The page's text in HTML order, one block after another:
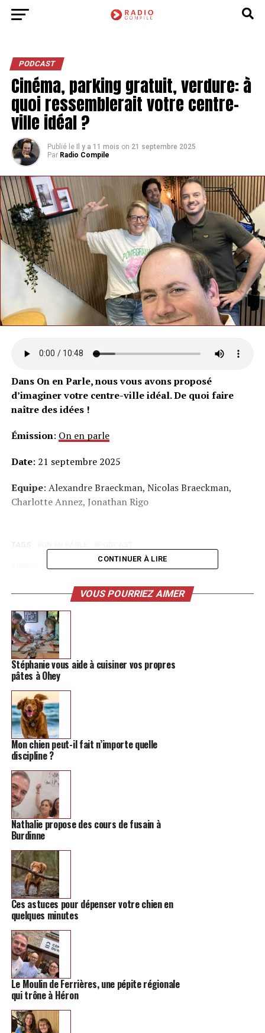
PODCAST
Cinéma, parking gratuit, verdure: à
quoi ressemblerait votre centre-
ville idéal ?
Publié le Il y a 11 mois on 21 septembre 2025
Par Radio Compile
Dans On en Parle, nous vous avons proposé
d’imaginer votre centre-ville idéal. De quoi faire
naître des idées !
Émission: On en parle
Date: 21 septembre 2025
Equipe: Alexandre Braeckman, Nicolas Braeckman,
Charlotte Annez, Jonathan Rigo
Jeunes de Hannut
NE MANQUEZ PAS
Deux journées pour combattre le stress à Hannut
CONTINUER À LIRE
VOUS POURRIEZ AIMER
Stéphanie vous aide à cuisiner vos propres
pâtes à Ohey
Mon chien peut-il fait n’importe quelle
discipline ?
Nathalie propose des cours de fusain à
Burdinne
Ces astuces pour dépenser votre chien en
quelques minutes
Le Moulin de Ferrières, une pépite régionale
qui trône à Héron